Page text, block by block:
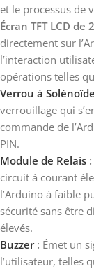
et le processus de
Écran TFT LCD de
directement sur
l’interaction
opérations telles
Verrou à Solénoïde
verrouillage qui
commande de
PIN.
Module de Relais :
circuit à courant
l’Arduino à faible
sécurité sans être
élevés.
Buzzer: Émet un
l’utilisateur, telles